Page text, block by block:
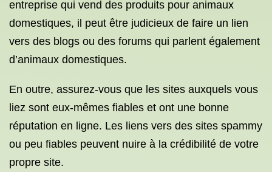
entreprise qui vend des produits pour animaux
domestiques, il peut être judicieux de faire un lien
vers des blogs ou des forums qui parlent également
d’animaux domestiques.
En outre, assurez-vous que les sites auxquels vous
liez sont eux-mêmes fiables et ont une bonne
réputation en ligne. Les liens vers des sites spammy
ou peu fiables peuvent nuire à la crédibilité de votre
propre site.